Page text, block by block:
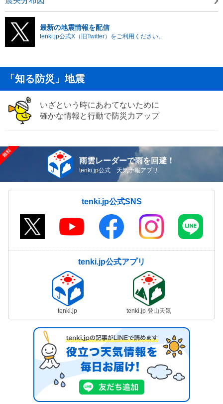
最新の地震情報を配信
tenki.jp公式X（旧Twitter）をご利用ください。
「知る防災」地震
いざという時にあわてないために
確かな情報と行動で防災力アップ
雨雲レーダーで雨を回避！
tenki.jp公式 天気予報アプリ
tenki.jp公式SNS
tenki.jp公式アプリ
tenki.jp tenki.jp 登山天気